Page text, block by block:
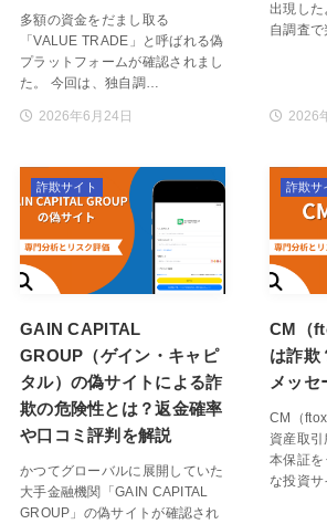
多額の資金をだまし取る
「VALUE TRADE」と呼ばれる偽
プラットフォームが確認されまし
た。 今回は、独自調…
2026年6月24日
出現した
自調査
2026
GAIN CAPITAL
GROUP（ゲイン・キャピ
タル）の偽サイトによる詐
欺の危険性とは？返金確率
や口コミ評判を解説
かつてグローバルに展開していた
大手金融機関「GAIN CAPITAL
GROUP」の偽サイトが確認され
詐欺サイト
CM（
は詐欺
メッセ
CM（
資産取
本保証を
な投資サ
詐欺サ